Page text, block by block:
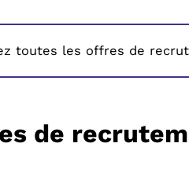
toutes les offres de
de